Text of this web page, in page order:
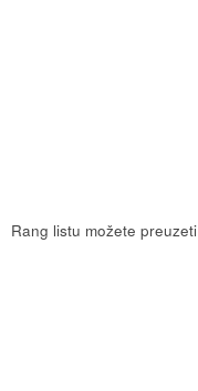
Rang listu možete preuzeti